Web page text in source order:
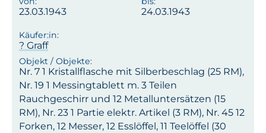
23.03.1943 24.03.1943
? Graff
Nr. 7 1 Kristallflasche mit Silberbeschlag (25 RM),
Nr. 19 1 Messingtablett m. 3 Teilen
Rauchgeschirr und 12 Metalluntersätzen (15
RM), Nr. 23 1 Partie elektr. Artikel (3 RM), Nr. 45 12
Forken, 12 Messer, 12 Esslöffel, 11 Teelöffel (30